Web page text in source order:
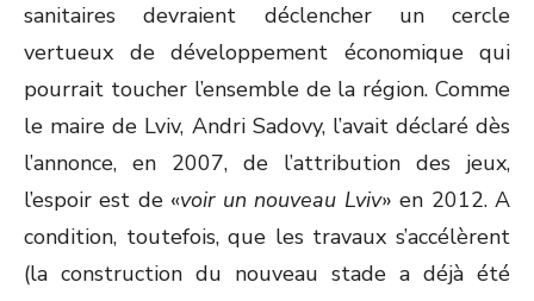
sanitaires devraient déclencher un cercle
vertueux de développement économique qui
pourrait toucher l’ensemble de la région. Comme
le maire de Lviv, Andri Sadovy, l’avait déclaré dès
l’annonce, en 2007, de l’attribution des jeux,
l’espoir est de «voir un nouveau Lviv» en 2012. A
condition, toutefois, que les travaux s’accélèrent
(la construction du nouveau stade a déjà été